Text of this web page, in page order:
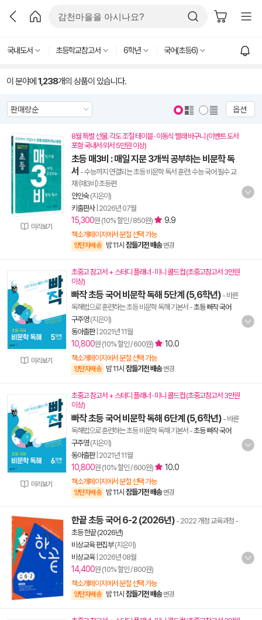
국내도서 초등학교참고서 6학년 국어(초등6)
이 분야에 1,238개의 상품이 있습니다.
옵션
미리보기
8월 특별 선물. 각도 조절 테이블 · 이동식 빨래 바구니 (이벤트 도서
포함 국내서·외서 5만원 이상)
초등 매3비 : 매일 지문 3개씩 공부하는 비문학 독
서 - 수능까지 연결되는 초등 비문학 독서 훈련: 수능 국어 필수 교
재 〈매3비〉 초등편
안인숙(지은이)
키출판사| 2026년 07월
15,300원 (10% 할인 / 850원) 9.9
책소개페이지에서 분철 선택 가능
양탄자배송 밤 11시 잠들기전 배송 변경
미리보기
초중고 참고서 + 스터디 플래너 · 미니 콜드컵 (초중고참고서 3만원
이상)
빠작 초등 국어 비문학 독해 5단계 (5,6학년) - 바른
독해법으로 훈련하는 초등 비문학 독해 기본서 -초등 빠작 국어
구주영(지은이)
동아출판| 2021년 11월
10,800원 (10% 할인 / 600원) 10.0
책소개페이지에서 분철 선택 가능
양탄자배송 밤 11시 잠들기전 배송 변경
미리보기
초중고 참고서 + 스터디 플래너 · 미니 콜드컵 (초중고참고서 3만원
이상)
빠작 초등 국어 비문학 독해 6단계 (5,6학년) - 바른
독해법으로 훈련하는 초등 비문학 독해 기본서 -초등 빠작 국어
구주영(지은이)
동아출판| 2021년 11월
10,800원 (10% 할인 / 600원) 10.0
책소개페이지에서 분철 선택 가능
양탄자배송 밤 11시 잠들기전 배송 변경
한끝 초등 국어 6-2 (2026년) - 2022 개정 교육과정 -
초등 한끝 (2026년)
비상교육 편집부(지은이)
비상교육| 2026년 08월
14,400원 (10% 할인 / 800원)
책소개페이지에서 분철 선택 가능
양탄자배송 밤 11시 잠들기전 배송 변경